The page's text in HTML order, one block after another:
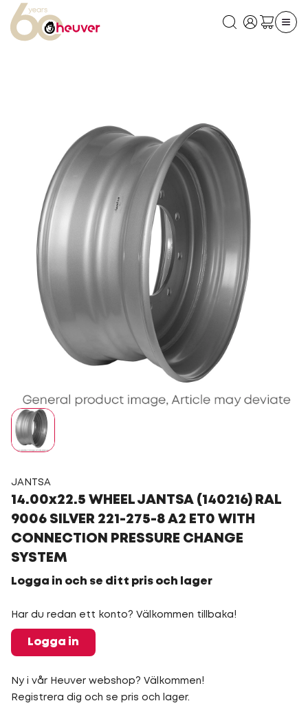
JANTSA
14.00x22.5 WHEEL JANTSA (140216) RAL
9006 SILVER 221-275-8 A2 ET0 WITH
CONNECTION PRESSURE CHANGE
SYSTEM
Logga in och se ditt pris och lager
Har du redan ett konto? Välkommen tillbaka!
Logga in
Ny i vår Heuver webshop? Välkommen!
Registrera dig och se pris och lager.